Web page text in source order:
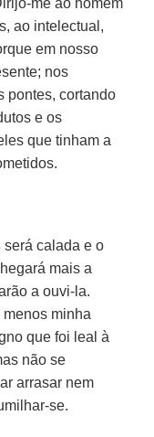
ao intelectual,
em nosso
nos
pontes, cortando
e os
que tinham a
será calada e o
mais a
a ouvi-la.
minha
que foi leal à
não se
arrasar nem
se.